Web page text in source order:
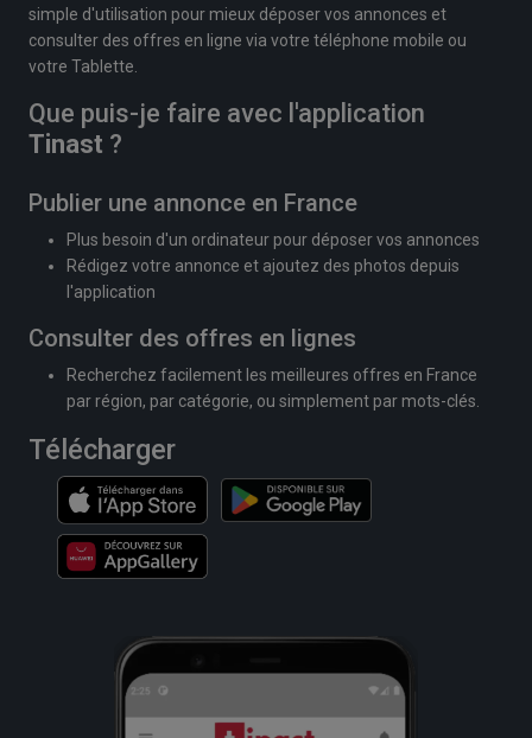
simple d'utilisation pour mieux déposer vos annonces et
consulter des offres en ligne via votre téléphone mobile ou
votre Tablette.
Que puis-je faire avec l'application
Tinast ?
Publier une annonce en France
Plus besoin d'un ordinateur pour déposer vos annonces
Rédigez votre annonce et ajoutez des photos depuis
l'application
Consulter des offres en lignes
Recherchez facilement les meilleures offres en France
par région, par catégorie, ou simplement par mots-clés.
Télécharger